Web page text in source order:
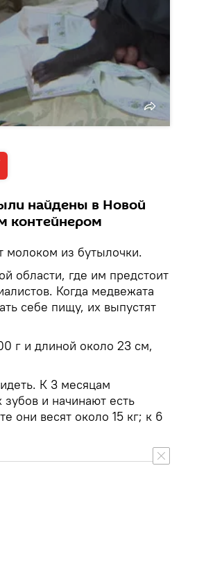
найдены в Новой
контейнером
молоком из бутылочки.
области, где им предстоит
Когда медвежата
себе пищу, их выпустят
г и длиной около 23 см,
К 3 месяцам
и начинают есть
они весят около 15 кг; к 6